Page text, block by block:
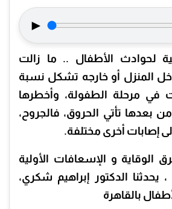
►
لحوادث الأطفال .. ما زالت
المنزل أو خارجه تشكل نسبة
في مرحلة الطفولة، وأخطرها
بعدها تأتي الحروق، فالجروح،
إصابات أخرى مختلفة.
الوقاية و الإسعافات الأولية
، يحدثنا الدكتور إبراهيم شكري،
بالقاهرة